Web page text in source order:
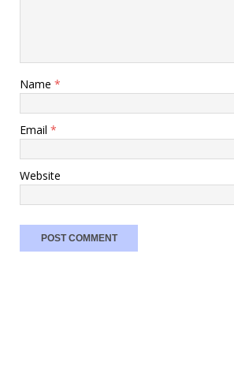
Name *
Email *
Website